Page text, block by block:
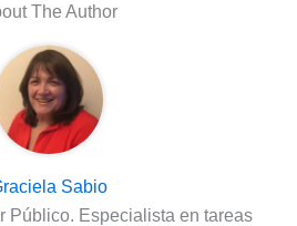
The Author
Sabio
Público. Especialista en tareas